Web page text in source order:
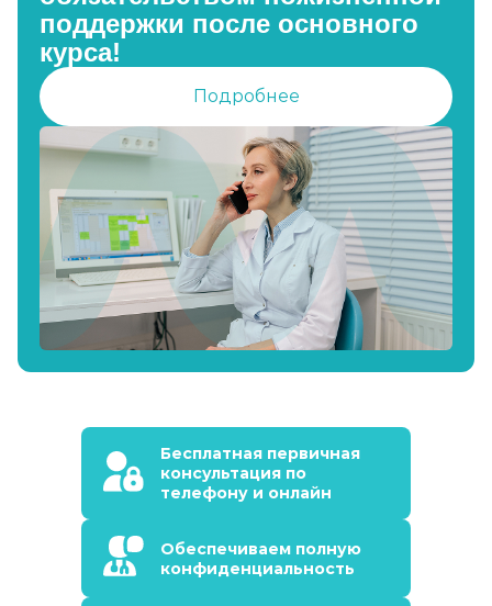
поддержки после основного
курса!
Подробнее
Бесплатная первичная
консультация по
телефону и онлайн
Обеспечиваем полную
конфиденциальность